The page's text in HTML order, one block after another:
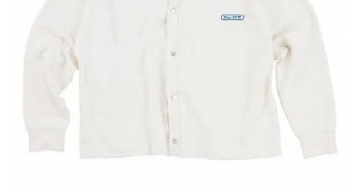
キーホルダー・チャーム
缶バッジ・ステッカー
生活雑貨・菓子・ゲーム